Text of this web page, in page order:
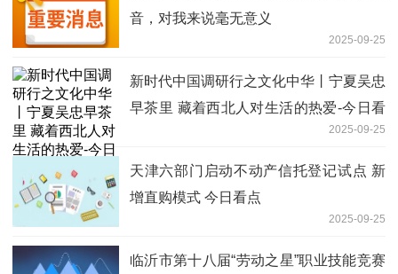
音，对我来说毫无意义
2025-09-25
新时代中国调研行之文化中华丨宁夏吴忠
早茶里 藏着西北人对生活的热爱-今日看
2025-09-25
天津六部门启动不动产信托登记试点 新
增直购模式 今日看点
2025-09-25
临沂市第十八届“劳动之星”职业技能竞赛